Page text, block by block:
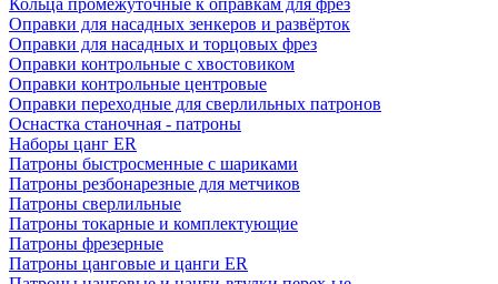
Кольца промежуточные к оправкам для фрез
Оправки для насадных зенкеров и развёрток
Оправки для насадных и торцовых фрез
Оправки контрольные с хвостовиком
Оправки контрольные центровые
Оправки переходные для сверлильных патронов
Оснастка станочная - патроны
Наборы цанг ER
Патроны быстросменные с шариками
Патроны резбонарезные для метчиков
Патроны сверлильные
Патроны токарные и комплектующие
Патроны фрезерные
Патроны цанговые и цанги ER